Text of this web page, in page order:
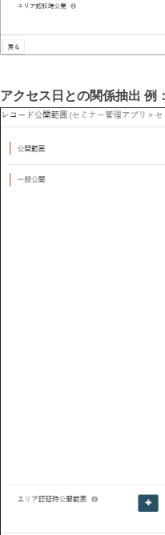
アクセス日との関係抽出 例